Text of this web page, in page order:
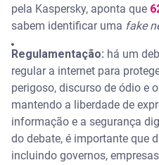
pela Kaspersky, aponta que
sabem identificar uma fake
Regulamentação: há um
regular a internet para
perigoso, discurso de ódio e
mantendo a liberdade de
informação e a segurança
do debate, é importante que
incluindo governos,